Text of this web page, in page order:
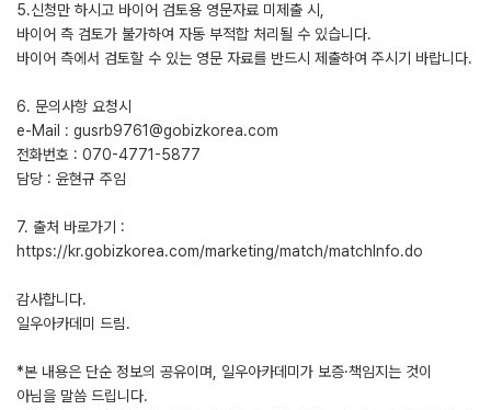
5.신청만 하시고 바이어 검토용 영문자료 미제출 시,
바이어 측 검토가 불가하여 자동 부적합 처리될 수 있습니다.
바이어 측에서 검토할 수 있는 영문 자료를 반드시 제출하여 주시기 바랍니다.
6. 문의사항 요청시
e-Mail : gusrb9761@gobizkorea.com
전화번호 : 070-4771-5877
담당 : 윤현규 주임
7. 출처 바로가기 :
https://kr.gobizkorea.com/marketing/match/matchInfo.do
감사합니다.
일우아카데미 드림.
*본 내용은 단순 정보의 공유이며, 일우아카데미가 보증·책임지는 것이
아님을 말씀 드립니다.